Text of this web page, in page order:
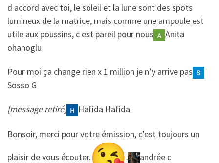
​​d accord avec toi, le soleil et la lune sont des spots
lumineux de la matrice, mais comme une ampoule est
utile aux poussins, c est pareil pour nous
Anita
ohanoglu
​​Pour moi ça change rien x 1 million je n’y arrive pas
Sosso G
[message retiré] Hafida Hafida
​​Bonsoir, merci pour votre émission, c’est toujours un
plaisir de vous écouter. . andrée c